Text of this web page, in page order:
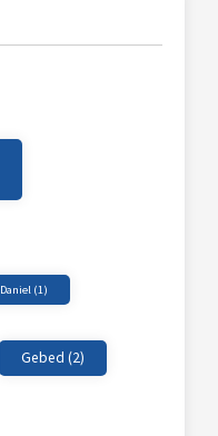
Daniel (1)
Gebed (2)